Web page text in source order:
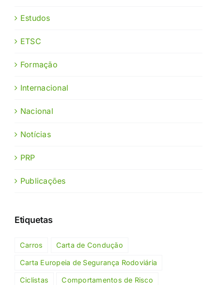
Estudos
ETSC
Formação
Internacional
Nacional
Notícias
PRP
Publicações
Etiquetas
Carros Carta de Condução
Carta Europeia de Segurança Rodoviária
Ciclistas Comportamentos de Risco